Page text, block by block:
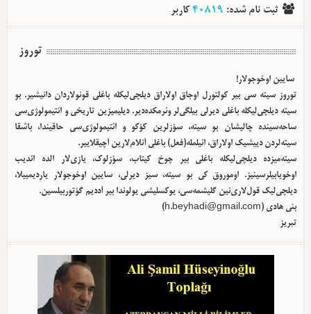
ثبت نام شده:
40819 کاربر
توروز
سایین اوخوجولار!
توروز سیته سی بیر کولتورل اوجاق اولا‌راق دیلچی‌لیکله باغلی قونولاردان دانیشیر. بو
سیته دیلچی‌لیکله باغلی دیرلی بیلگی‌لر وئرمکده‌دیر. دیلیمیزین تاریخی و ائتیمولوژی‌سی
ساحه‌سینده چالیشان بو سیته، سؤزلرین کؤکو و ائتیمولوژی‌سی حاقیندا، باشقا
سیته‌لردن دییشیک اولا‌راق، ائیلمله(فعل) باغلی آنلام‌لارین آچیقلاییر.
سیته‌میزده دیلچی‌لیکله باغلی بیر چوخ کیتاب، سؤزلوک، یازی‌لار الده ائدیب
اوخویابیلرسینیز. اوموروق کی بو سیته، سیز دیرلی، سایین اوخوجولار یاردیمییلا،
دیلچی‌لیک قول‌لاری‌نین گلیشمه‌سی، یوکسلیشی یولوندا بیر آددیم گؤتوربیلسین.
بئی هادی (h.beyhadi@gmail.com
)
تبریز